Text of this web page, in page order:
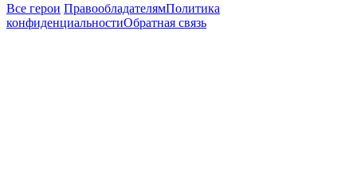
Все герои ПравообладателямПолитика
конфиденциальностиОбратная связь